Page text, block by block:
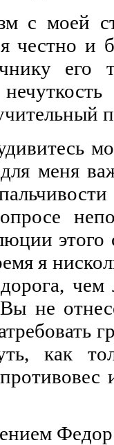
с моей
честно и
его
меня
я
Вы не
как
Федор